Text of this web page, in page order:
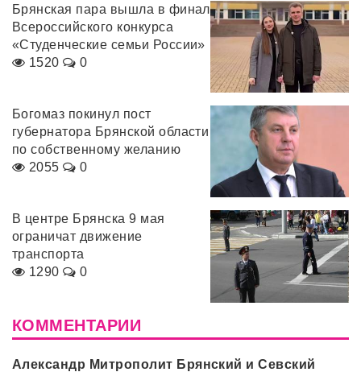
Брянская пара вышла в финал
Всероссийского конкурса
«Студенческие семьи России»
1520
0
Богомаз покинул пост
губернатора Брянской области
по собственному желанию
2055
0
В центре Брянска 9 мая
ограничат движение
транспорта
1290
0
КОММЕНТАРИИ
Александр Митрополит Брянский и Севский